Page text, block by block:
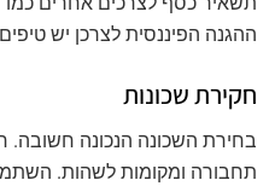
ההגנה הפיננסית לצרכן יש
חקירת שכונות
בחירת השכונה הנכונה
תחבורה ומקומות לשהות.